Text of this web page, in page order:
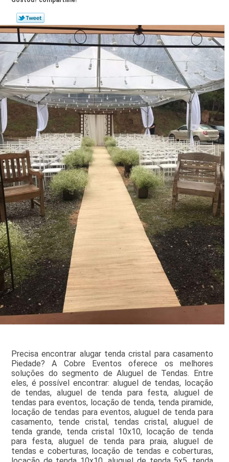
Precisa encontrar alugar tenda cristal para casamento
Piedade? A Cobre Eventos oferece os melhores
soluções do segmento de Aluguel de Tendas. Entre
eles, é possível encontrar: aluguel de tendas, locação
de tendas, aluguel de tenda para festa, aluguel de
tendas para eventos, locação de tenda, tenda piramide,
locação de tendas para eventos, aluguel de tenda para
casamento, tende cristal, tendas cristal, aluguel de
tenda grande, tenda cristal 10x10, locação de tenda
para festa, aluguel de tenda para praia, aluguel de
tendas e coberturas, locação de tendas e coberturas,